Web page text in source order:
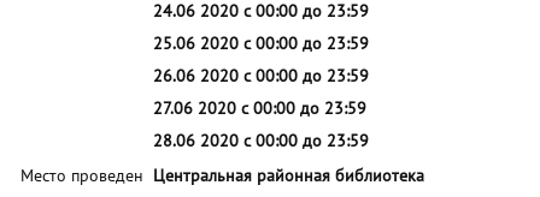
24.06 2020 с 00:00 до 23:59
25.06 2020 с 00:00 до 23:59
26.06 2020 с 00:00 до 23:59
27.06 2020 с 00:00 до 23:59
28.06 2020 с 00:00 до 23:59
Место проведен Центральная районная библиотека